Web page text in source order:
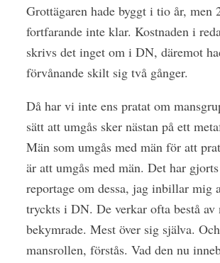
Grottägaren hade byggt i tio år, men
fortfarande inte klar. Kostnaden i
skrivs det inget om i DN, däremot
förvånande skilt sig två gånger.
Då har vi inte ens pratat om
sätt att umgås sker nästan på ett
Män som umgås med män för att
är att umgås med män. Det har
reportage om dessa, jag inbillar mig
tryckts i DN. De verkar ofta bestå av
bekymrade. Mest över sig själva.
mansrollen, förstås. Vad den nu